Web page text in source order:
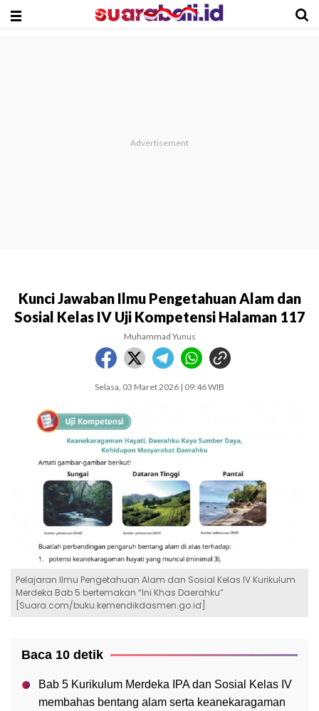
Kunci Jawaban Ilmu Pengetahuan Alam dan
Sosial Kelas IV Uji Kompetensi Halaman 117
Muhammad Yunus
Selasa, 03 Maret 2026 | 09:46 WIB
Pelajaran Ilmu Pengetahuan Alam dan Sosial Kelas IV Kurikulum
Merdeka Bab 5 bertemakan “Ini Khas Daerahku”
[Suara.com/buku.kemendikdasmen.go.id]
Baca 10 detik
Bab 5 Kurikulum Merdeka IPA dan Sosial Kelas IV
membahas bentang alam serta keanekaragaman